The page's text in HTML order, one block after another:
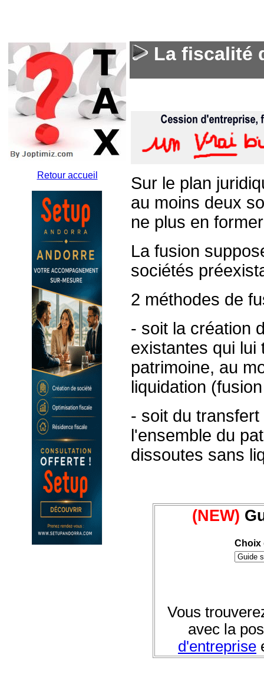
Retour accueil
La fiscalité
Sur le plan
au moins deux
ne plus en
La fusion
sociétés
2 méthodes de
- soit la création
existantes qui lui
patrimoine, au
liquidation
- soit du
l'ensemble du
dissoutes sans
(NEW)
Choix
Vous
avec la
d'entreprise